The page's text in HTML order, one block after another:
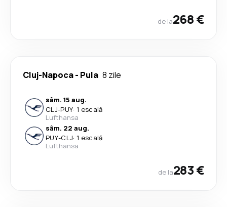
de la268 €
Cluj-Napoca- Pula 8 zile
sâm. 15 aug.
CLJ-PUY· 1 escală
Lufthansa
sâm. 22 aug.
PUY-CLJ· 1 escală
Lufthansa
de la283 €